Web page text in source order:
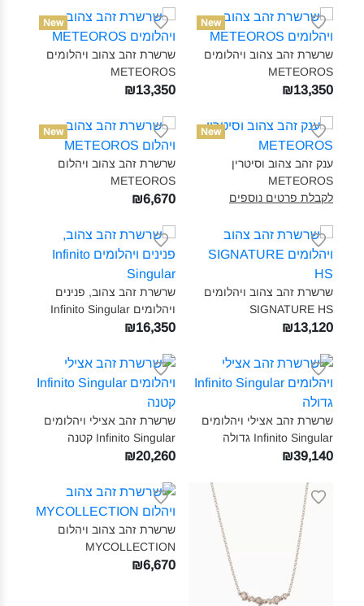
New
שרשרת זהב צהוב ויהלומים
METEOROS‎
₪13,350
New
שרשרת זהב צהוב ויהלומים
METEOROS‎
₪13,350
New
ענק זהב צהוב וסיטרין
METEOROS‎
לקבלת פרטים נוספים
New
שרשרת זהב צהוב ויהלום
METEOROS‎
₪6,670
שרשרת זהב צהוב ויהלומים
SIGNATURE HS‎
₪13,120
שרשרת זהב צהוב, פנינים
ויהלומים Infinito Singular‎
₪16,350
שרשרת זהב אצילי ויהלומים
Infinito Singular גדולה‎
₪39,140
שרשרת זהב אצילי ויהלומים
Infinito Singular קטנה‎
₪20,260
שרשרת זהב צהוב ויהלום
MYCOLLECTION‎
₪6,670